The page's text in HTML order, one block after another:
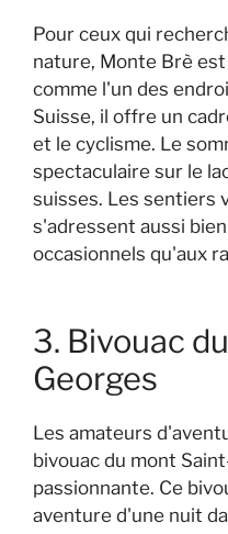
Pour ceux qui
nature, Monte Brè
comme l'un des
Suisse, il offre un
et le cyclisme. Le
spectaculaire sur le
suisses. Les sentiers
s'adressent aussi
occasionnels qu'aux
3. Bivouac
Georges
Les amateurs
bivouac du mont
passionnante. Ce
aventure d'une nuit